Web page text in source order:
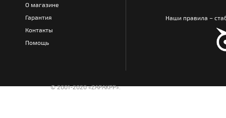
О магазине
Гарантия
Контакты
Помощь
Наши правила –
© 2001-2020 «ZAPAKPP».